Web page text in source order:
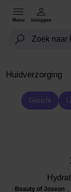
Menu Inloggen
Huidverzorging
Gezicht
Beauty of Joseon